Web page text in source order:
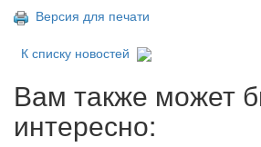
Версия для печати
К списку новостей
Вам также может
интересно: